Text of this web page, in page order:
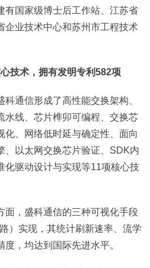
有国家级博士后工作站、江苏省
企业技术中心和苏州市工程技术
技术，拥有发明专利582项
通信形成了高性能交换架构、
水线、芯片榫卯可编程、交换芯
化、网络低时延与确定性、面向
、以太网交换芯片验证、SDK内
化驱动设计与实现等11项核心技
面，盛科通信的三种可视化手段
）实现，其统计刷新速率、流学
，均达到国际先进水平。